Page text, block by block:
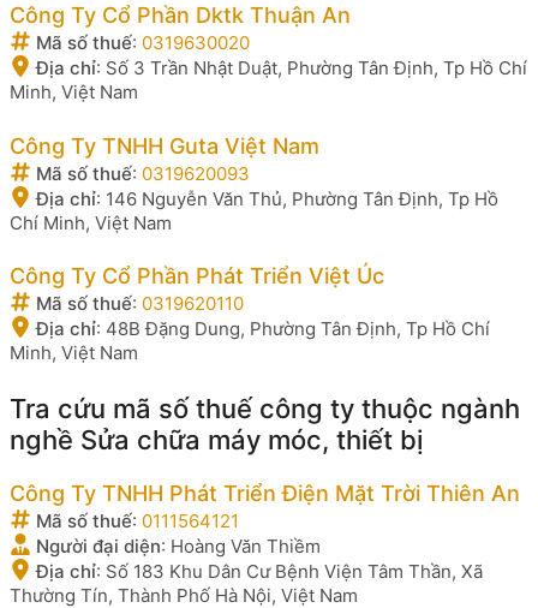
Công Ty Cổ Phần Dktk Thuận An
Mã số thuế: 0319630020
Địa chỉ: Số 3 Trần Nhật Duật, Phường Tân Định, Tp Hồ Chí
Minh, Việt Nam
Công Ty TNHH Guta Việt Nam
Mã số thuế: 0319620093
Địa chỉ: 146 Nguyễn Văn Thủ, Phường Tân Định, Tp Hồ
Chí Minh, Việt Nam
Công Ty Cổ Phần Phát Triển Việt Úc
Mã số thuế: 0319620110
Địa chỉ: 48B Đặng Dung, Phường Tân Định, Tp Hồ Chí
Minh, Việt Nam
Tra cứu mã số thuế công ty thuộc ngành
nghề Sửa chữa máy móc, thiết bị
Công Ty TNHH Phát Triển Điện Mặt Trời Thiên An
Mã số thuế: 0111564121
Người đại diện: Hoàng Văn Thiềm
Địa chỉ: Số 183 Khu Dân Cư Bệnh Viện Tâm Thần, Xã
Thường Tín, Thành Phố Hà Nội, Việt Nam